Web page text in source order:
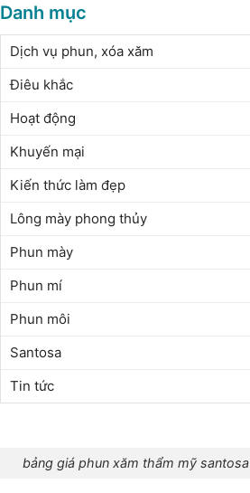
Danh mục
Dịch vụ phun, xóa xăm
Điêu khắc
Hoạt động
Khuyến mại
Kiến thức làm đẹp
Lông mày phong thủy
Phun mày
Phun mí
Phun môi
Santosa
Tin tức
bảng giá phun xăm thẩm mỹ santosa